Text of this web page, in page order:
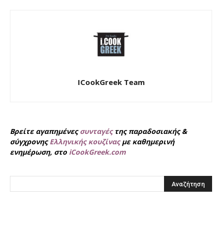
ICookGreek Team
Βρείτε αγαπημένεςσυνταγέςτης παραδοσιακής &
σύγχρονηςΕλληνικής κουζίναςμε καθημερινή
ενημέρωση, στο iCookGreek.com